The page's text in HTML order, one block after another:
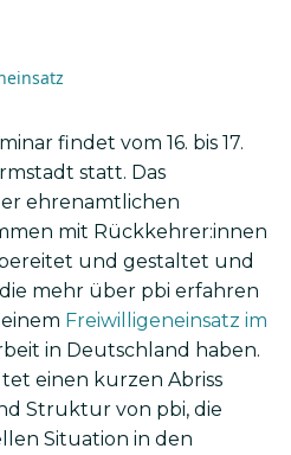
findet vom 16. bis 17.
statt. Das
ehrenamtlichen
mit Rückkehrer:innen
und gestaltet und
mehr über pbi erfahren
Freiwilligeneinsatz im
in Deutschland haben.
einen kurzen Abriss
Struktur von pbi, die
Situation in den